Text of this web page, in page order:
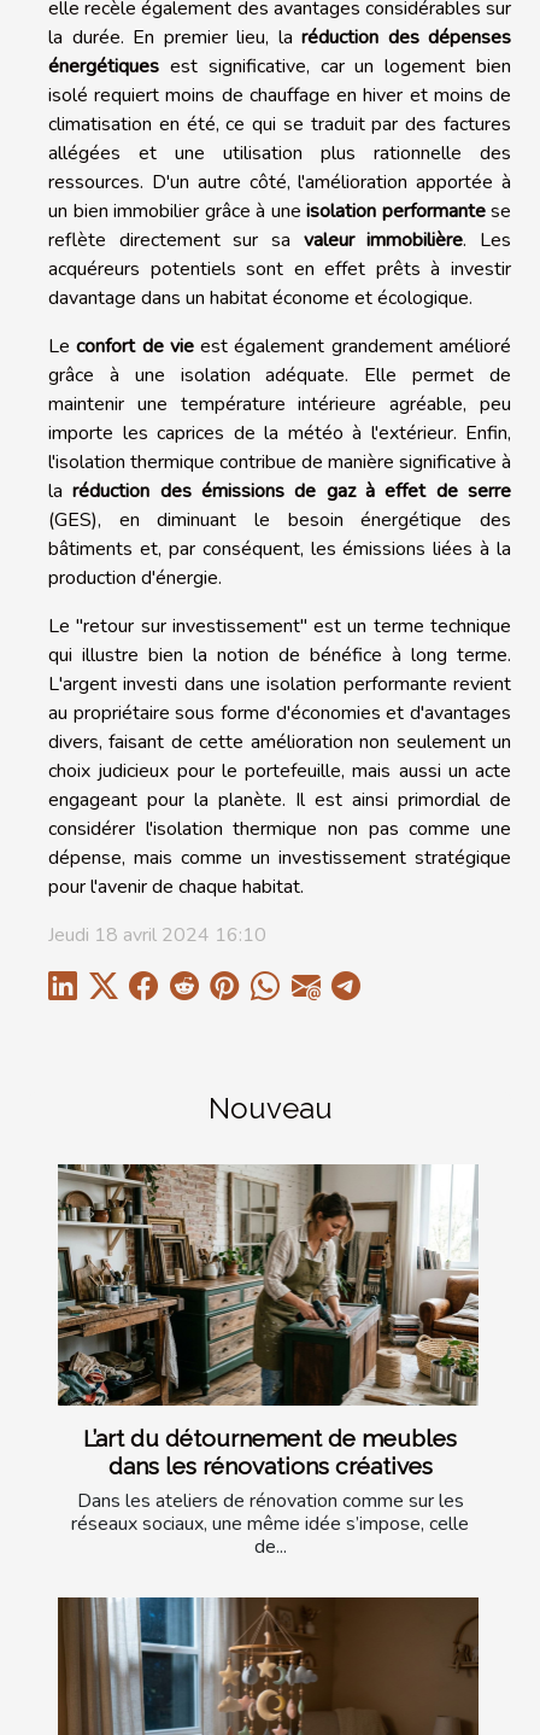
Nouveau
L’art du détournement de meubles
dans les rénovations créatives
Dans les ateliers de rénovation comme sur les
réseaux sociaux, une même idée s’impose, celle
de...
elle recèle également des avantages considérables sur
la durée. En premier lieu, la réduction des dépenses
énergétiques est significative, car un logement bien
isolé requiert moins de chauffage en hiver et moins de
climatisation en été, ce qui se traduit par des factures
allégées et une utilisation plus rationnelle des
ressources. D'un autre côté, l'amélioration apportée à
un bien immobilier grâce à une isolation performantese
reflète directement sur sa valeur immobilière. Les
acquéreurs potentiels sont en effet prêts à investir
davantage dans un habitat économe et écologique.
Leconfort de vieest également grandement amélioré
grâce à une isolation adéquate. Elle permet de
maintenir une température intérieure agréable, peu
importe les caprices de la météo à l'extérieur. Enfin,
l'isolation thermique contribue de manière significative à
laréduction des émissions de gaz à effet de serre
(GES), en diminuant le besoin énergétique des
bâtiments et, par conséquent, les émissions liées à la
production d'énergie.
Le "retour sur investissement" est un terme technique
qui illustre bien la notion de bénéfice à long terme.
L'argent investi dans une isolation performante revient
au propriétaire sous forme d'économies et d'avantages
divers, faisant de cette amélioration non seulement un
choix judicieux pour le portefeuille, mais aussi un acte
engageant pour la planète. Il est ainsi primordial de
considérer l'isolation thermique non pas comme une
dépense, mais comme un investissement stratégique
pour l'avenir de chaque habitat.
Jeudi 18 avril 2024 16:10